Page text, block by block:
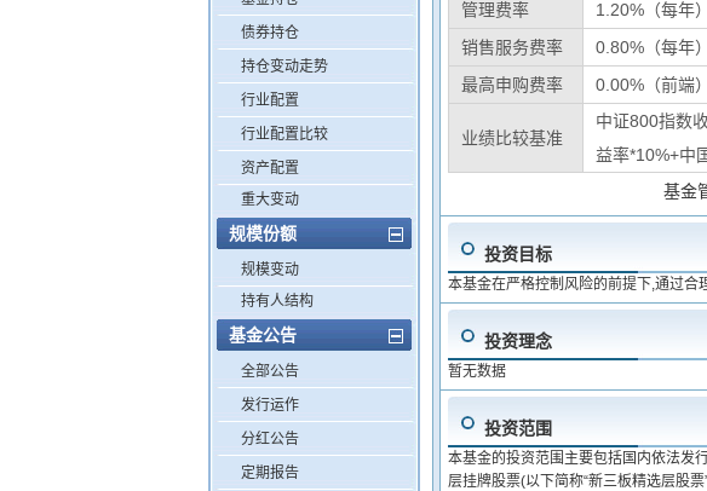
债券持仓
持仓变动走势
行业配置
行业配置比较
资产配置
重大变动
规模份额
规模变动
持有人结构
基金公告
全部公告
发行运作
分红公告
定期报告
管理费率
1.20%（每年）
销售服务费率
0.80%（每年）
最高申购费率
0.00%（前端）
业绩比较基准
中证800指数
益率*10%+中
基金
投资目标
本基金在严格控制风险的前提下,通过合
投资理念
暂无数据
投资范围
本基金的投资范围主要包括国内依法发
层挂牌股票(以下简称“新三板精选层股